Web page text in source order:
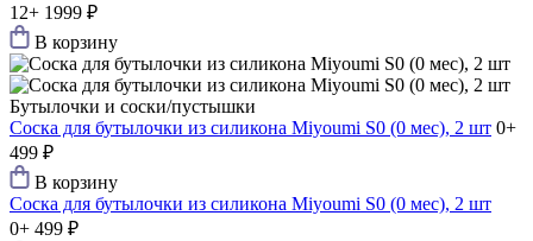
12+ 1999 ₽
В корзину
Бутылочки и соски/пустышки
Соска для бутылочки из силикона Мiyoumi S0 (0 мес), 2 шт 0+
499 ₽
В корзину
Соска для бутылочки из силикона Мiyoumi S0 (0 мес), 2 шт
0+ 499 ₽